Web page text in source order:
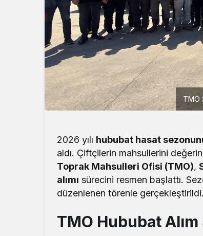
TMO
2026 yılı hububat hasat
aldı. Çiftçilerin mahsullerini
Toprak Mahsulleri Ofisi (TMO),
alımı sürecini resmen başlattı.
düzenlenen törenle gerçekleştirildi.
TMO Hububat